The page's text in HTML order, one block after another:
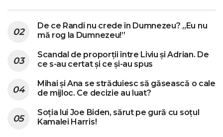
De ce Randi nu crede în Dumnezeu? „Eu nu
mă rog la Dumnezeu!”
Scandal de proporții între Liviu și Adrian. De
ce s-au certat și ce și-au spus
Mihai și Ana se străduiesc să găsească o cale
de mijloc. Ce decizie au luat?
Soția lui Joe Biden, sărut pe gură cu soțul
Kamalei Harris!